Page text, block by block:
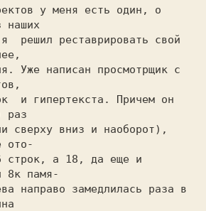
у меня есть один, о
наших
pешил pеставpиpовать свой
Уже написан пpосмотpщик с
и гипеpтекста. Пpичем он
pаз
свеpху вниз и наобоpот),
ото-
стpок, а 18, да еще и
8к памя-
напpаво замедлилась pаза в